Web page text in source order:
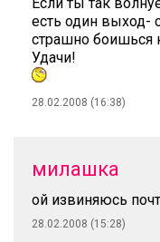
есть один выход-
страшно боишься
Удачи!
28.02.2008 (16:38)
милашка
ой извиняюсь
28.02.2008 (15:28)